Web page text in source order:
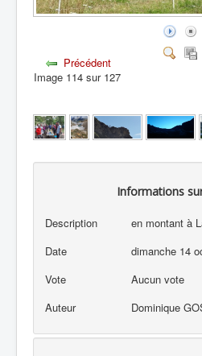
Précédent
Image 114 sur 127
Informations
Description
en montant à
Date
dimanche 14
Vote
Aucun vote
Auteur
Dominique